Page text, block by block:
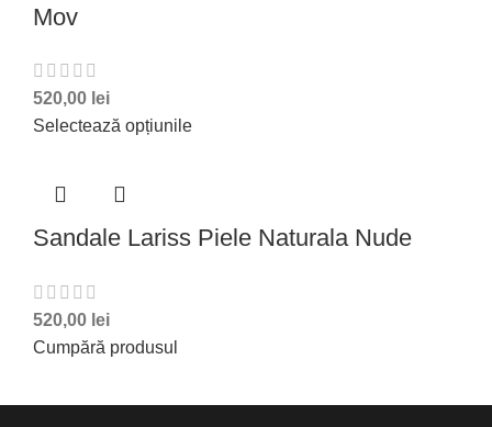
Mov
520,00 lei
Selectează opțiunile
Sandale Lariss Piele Naturala Nude
520,00 lei
Cumpără produsul